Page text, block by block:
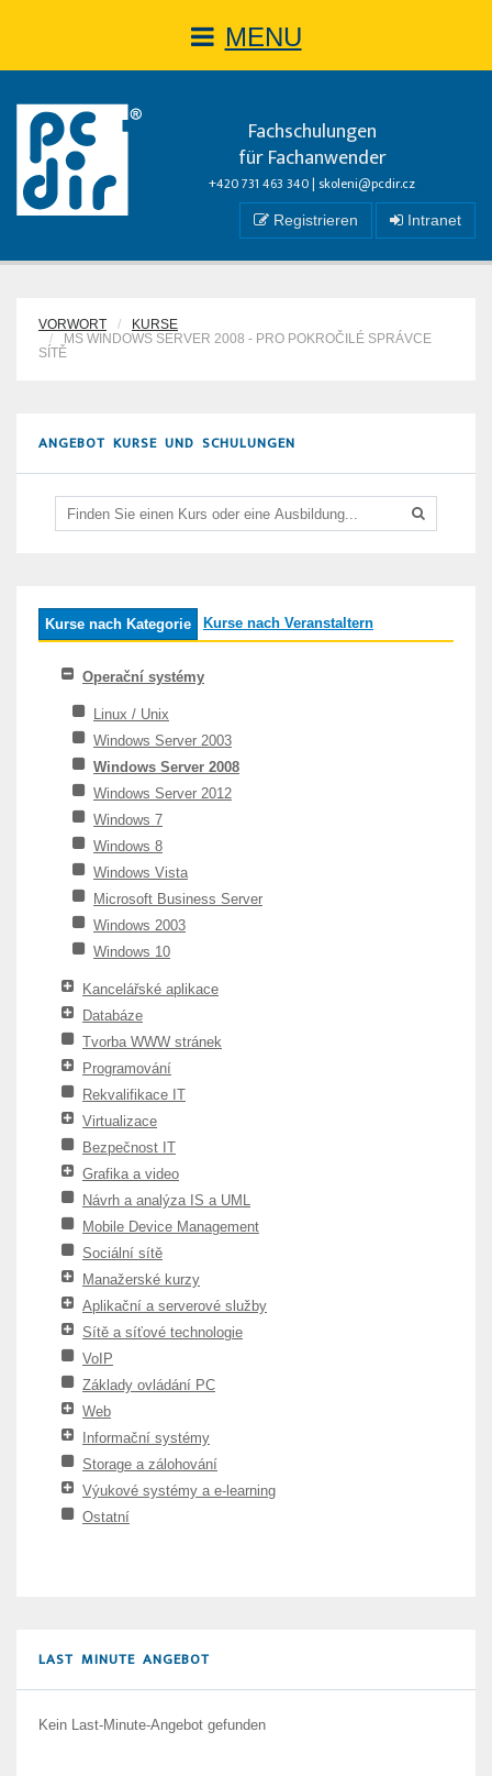
MENU
Fachschulungen
für Fachanwender
+420 731 463 340 | skoleni@pcdir.cz
Registrieren Intranet
VORWORT
KURSE
MS WINDOWS SERVER 2008 - PRO POKROČILÉ SPRÁVCE
SÍTĚ
ANGEBOT KURSE UND SCHULUNGEN
Kurse nach Kategorie Kurse nach Veranstaltern
Operační systémy
Linux / Unix
Windows Server 2003
Windows Server 2008
Windows Server 2012
Windows 7
Windows 8
Windows Vista
Microsoft Business Server
Windows 2003
Windows 10
Kancelářské aplikace
Databáze
Tvorba WWW stránek
Programování
Rekvalifikace IT
Virtualizace
Bezpečnost IT
Grafika a video
Návrh a analýza IS a UML
Mobile Device Management
Sociální sítě
Manažerské kurzy
Aplikační a serverové služby
Sítě a síťové technologie
VoIP
Základy ovládání PC
Web
Informační systémy
Storage a zálohování
Výukové systémy a e-learning
Ostatní
LAST MINUTE ANGEBOT
Kein Last-Minute-Angebot gefunden